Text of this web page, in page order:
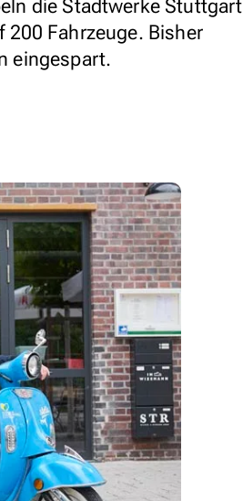
die Stadtwerke Stuttgart
200 Fahrzeuge. Bisher
eingespart.